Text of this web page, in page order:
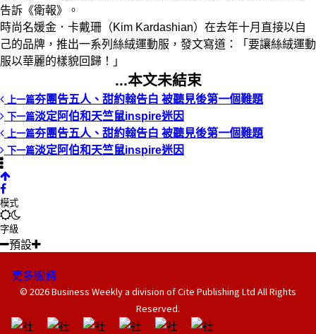
告訴《衛報》。
時尚名媛金．卡戴珊（Kim Kardashian）在去年十月直接以自
己的品牌，推出一系列絲絨運動服，發文寫道：「要讓絲絨運動
服以華麗的樣貌回歸！」
...本文未結束
上一篇夯團告五人、甜約翰告白 被聽見後第一個難題
下一篇淡定阿伯和天竺鼠inspire迷因
上一篇夯團告五人、甜約翰告白 被聽見後第一個難題
下一篇淡定阿伯和天竺鼠inspire迷因
模式
字級
預設
更多服務
© 2026 Business Weekly a division of Cite Publishing Ltd All Rights
Reserved.